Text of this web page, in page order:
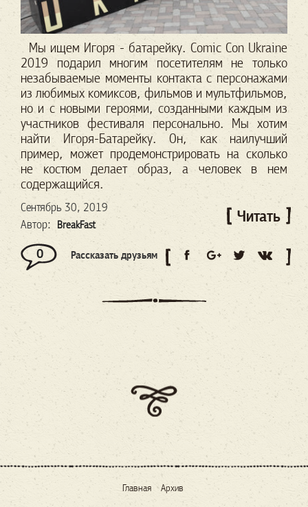
Мы ищем Игоря - батарейку. Comic Сon Ukraine
2019 подарил многим посетителям не только
незабываемые моменты контакта с персонажами
из любимых комиксов, фильмов и мультфильмов,
но и с новыми героями, созданными каждым из
участников фестиваля персонально. Мы хотим
найти Игоря-Батарейку. Он, как наилучший
пример, может продемонстрировать на сколько
не костюм делает образ, а человек в нем
содержащийся.
Сентябрь 30, 2019
Автор:
BreakFast Читать
0 Рассказать друзьям
Главная Архив